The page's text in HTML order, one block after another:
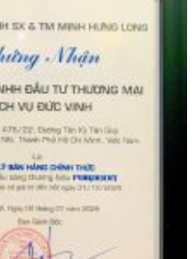
ra môi trường xung quanh
đặt tản nhiệt phụ.
động (Boost):
nơi tải trọng ban đầu có
tính lớn, chức năng
xung lực mạnh mẽ
giúp động cơ dễ
yên và tăng tốc ổn định.
Dụng Sản Phẩm